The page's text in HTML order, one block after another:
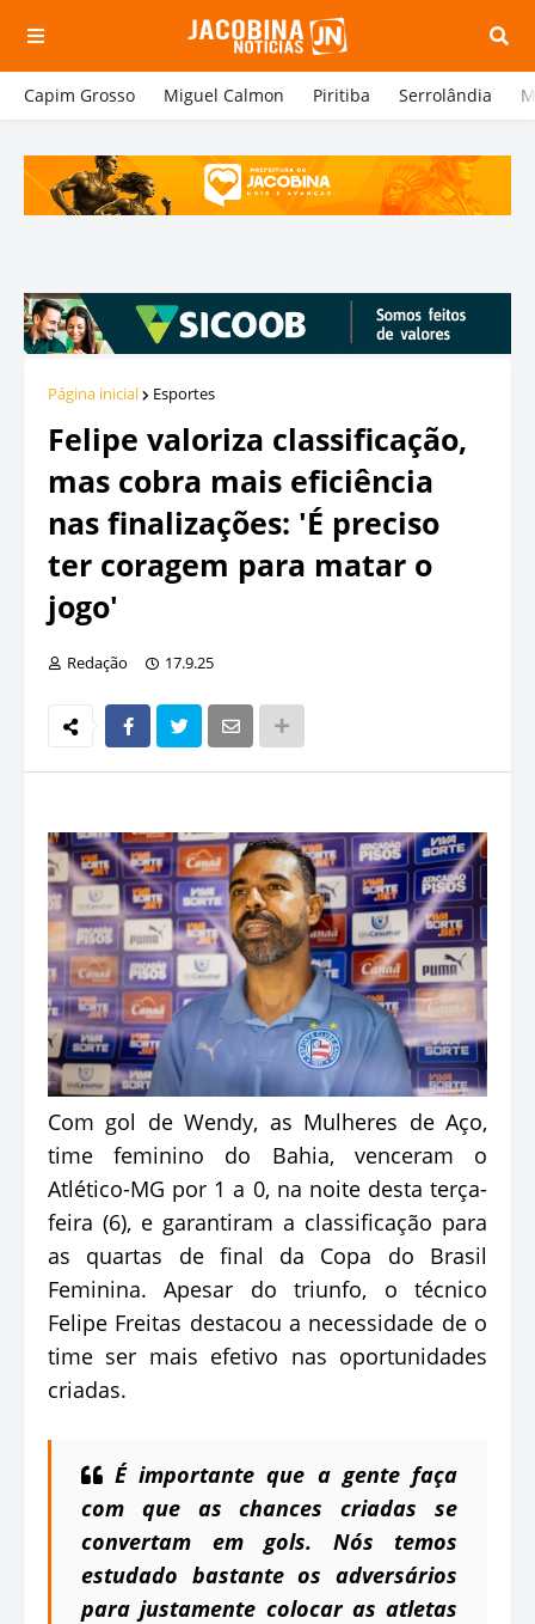
Capim Grosso Miguel Calmon Piritiba Serrolândia
Página inicial Esportes
Felipe valoriza classificação,
mas cobra mais eficiência
nas finalizações: 'É preciso
ter coragem para matar o
jogo'
Redação 17.9.25
Com gol de Wendy, as Mulheres de Aço,
time feminino do Bahia, venceram o
Atlético-MG por 1 a 0, na noite desta terça-
feira (6), e garantiram a classificação para
as quartas de final da Copa do Brasil
Feminina. Apesar do triunfo, o técnico
Felipe Freitas destacou a necessidade de o
time ser mais efetivo nas oportunidades
criadas.
É importante que a gente faça
com que as chances criadas se
convertam em gols. Nós temos
estudado bastante os adversários
para justamente colocar as atletas